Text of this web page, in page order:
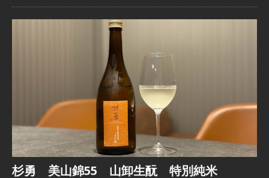
杉勇 美山錦55 山卸生酛 特別純米